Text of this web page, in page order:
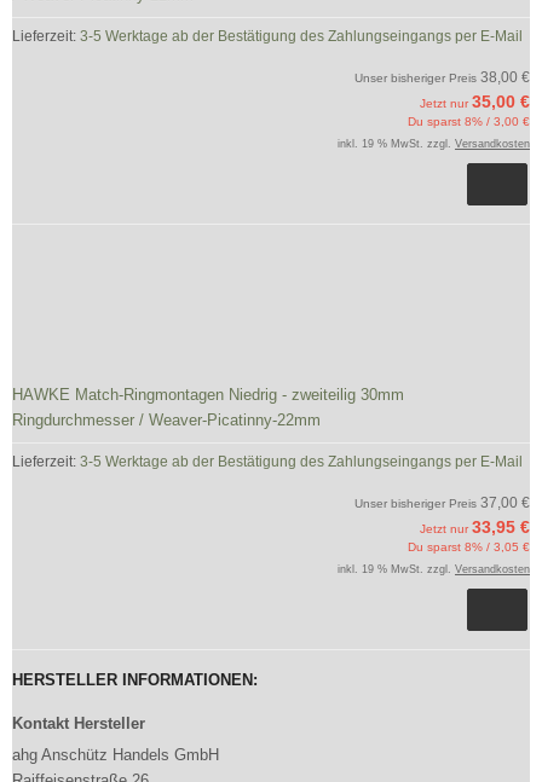
Lieferzeit: 3-5 Werktage ab der Bestätigung des Zahlungseingangs per E-Mail
Unser bisheriger Preis 38,00 €
Jetzt nur 35,00 €
Du sparst 8% / 3,00 €
inkl. 19 % MwSt. zzgl. Versandkosten
HAWKE Match-Ringmontagen Niedrig - zweiteilig 30mm
Ringdurchmesser / Weaver-Picatinny-22mm
Lieferzeit: 3-5 Werktage ab der Bestätigung des Zahlungseingangs per E-Mail
Unser bisheriger Preis 37,00 €
Jetzt nur 33,95 €
Du sparst 8% / 3,05 €
inkl. 19 % MwSt. zzgl. Versandkosten
HERSTELLER INFORMATIONEN:
Kontakt Hersteller
ahg Anschütz Handels GmbH